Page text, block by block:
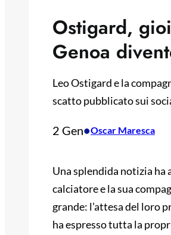
Ostigard,
Genoa
Leo Ostigard e la
scatto pubblicato sui
2 Gen•Oscar Maresca
Una splendida notizia ha
calciatore e la sua
grande: l’attesa del loro
ha espresso tutta la